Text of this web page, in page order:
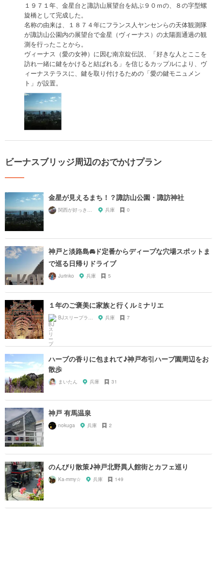
１９７１年、金星台と諏訪山展望台を結ぶ９０ｍの、８の字型螺
旋橋として完成した。
名称の由来は、１８７４年にフランス人ヤンセンらの天体観測隊
が諏訪山公園内の展望台で金星（ヴィーナス）の太陽面通過の観
測を行ったことから。
ヴィーナス（愛の女神）に因む南京錠伝説、「好きな人とここを
訪れ一緒に鍵をかけると結ばれる」を信じるカップルにより、ヴ
ィーナステラスに、鍵を取り付けるための「愛の鍵モニュメン
ト」が設置。
ビーナスブリッジ周辺のおでかけプラン
金星が見えるまち！？諏訪山公園・諏訪神社
関西が好っきゃねん 兵庫 0
神戸と淡路島🚘ド定番からディープな穴場スポットま
で巡る日帰りドライブ
Jurinko 兵庫 5
１年のご褒美に家族と行くルミナリエ
BJスリープラスワン 兵庫 7
ハーブの香りに包まれて♪神戸布引ハーブ園周辺をお
散歩
まいたん 兵庫 31
神戸 有馬温泉
nokuga 兵庫 2
のんびり散策♪神戸北野異人館街とカフェ巡り
Ka-mmy☆ 兵庫 149